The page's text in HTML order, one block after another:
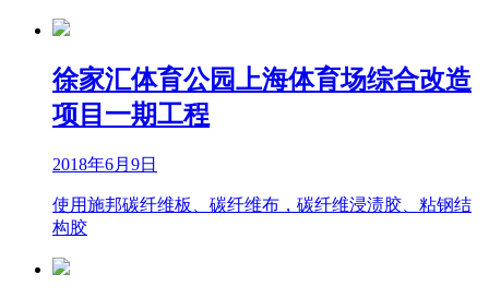
徐家汇体育公园上海体育场综合改造
项目一期工程
2018年6月9日
使用施邦碳纤维板、碳纤维布，碳纤维浸渍胶、粘钢结
构胶